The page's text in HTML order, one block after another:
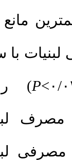
مانع
(P